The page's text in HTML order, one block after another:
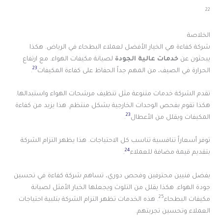
22
الخلاصة
شركة كفاءة هي الخيار الأفضل لعملاء البطحاء في الرياض. هكذا
يبحثون عن خدمات عالية الجودة لصيانة مكيفات الهواء. مع ارتفاع
الحرارة في الصيف، من المهم جداً الحفاظ على كفاءة المكيفات23
.
تقدم الشركة خدمات متنوعة مثل تنظيف مرشحات الهواء واستبدالها.
هكذا تقوم بفحص الوحدات الخارجية بشكل منتظم. هذا يزيد من كفاءة
المكيفات ويقلل من الأعطال23
.
توفر أسعاراً تنافسية تناسب كل الاحتياجات. هذا يظهر التزام الشركة
بتقديم قيمة مضافة للعملاء24
.
بفضل فنيين محترفين وفحص دوري، تساهم شركة كفاءة في تحسين
جودة الهواء. هكذا يقلل من التلوث ويجعلها الخيار الأمثل لصيانة
مكيفات البطحاء25. هذه الخدمات تظهر التزام الشركة بتلبية احتياجات
العملاء وتحسين تجربتهم.